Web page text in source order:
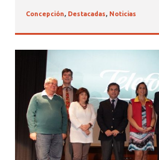
Concepción, Destacadas, Noticias